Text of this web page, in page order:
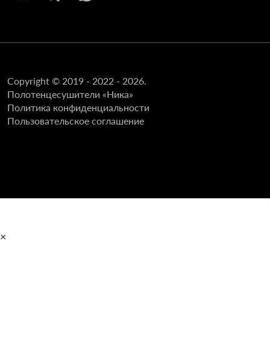
Copyright © 2019 - 2022 - 2026.
Полотенцесушители «Ника»
Политика конфиденциальности
Пользовательское соглашение
×